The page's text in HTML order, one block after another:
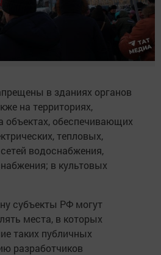
в зданиях органов
на территориях,
обеспечивающих
тепловых,
водоснабжения,
в культовых
субъекты РФ могут
места, в которых
таких публичных
разработчиков